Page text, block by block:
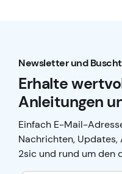
Newsletter und
Erhalte
Anleitungen
Einfach E-Mail-
Nachrichten,
2sic und rund um den